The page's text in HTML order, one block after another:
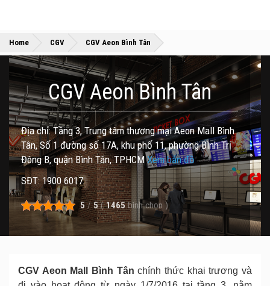
Home »
CGV »
CGV Aeon Bình Tân
CGV Aeon Bình Tân
Địa chỉ: Tầng 3, Trung tâm thương mại Aeon Mall Bình
Tân, Số 1 đường số 17A, khu phố 11, phường Bình Trị
Đông B, quận Bình Tân, TPHCMXem bản đồ
SĐT: 1900 6017
5 / 5 ( 1465 bình chọn )
CGV Aeon Mall Bình Tân chính thức khai trương và